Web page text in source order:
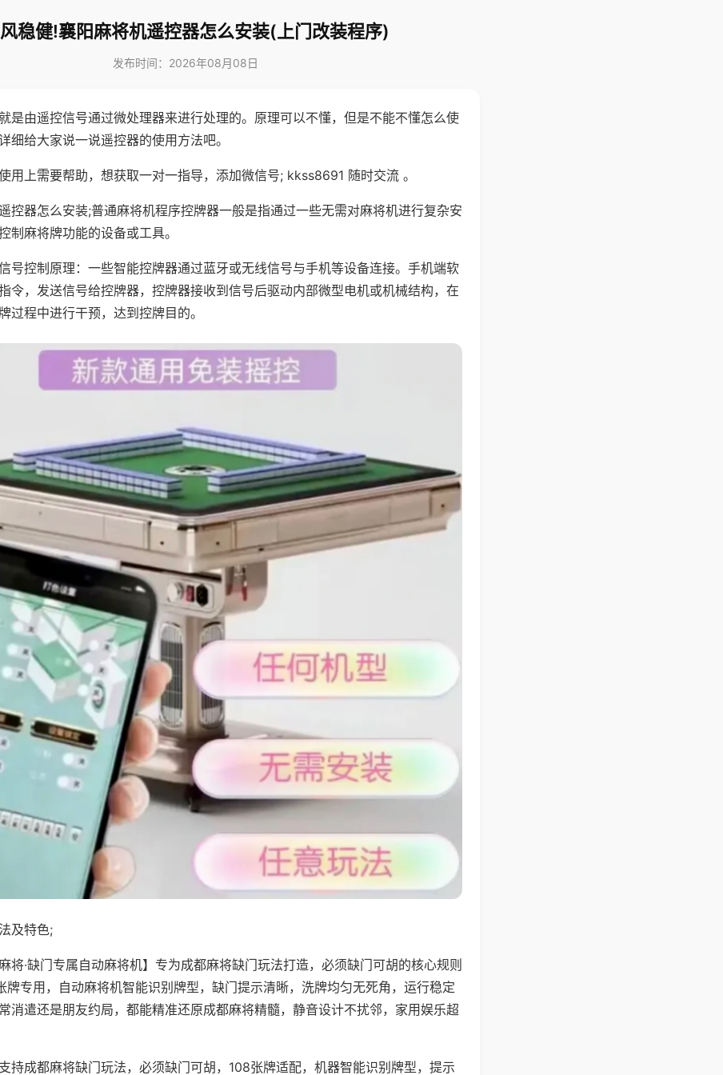
稳健!襄阳麻将机遥控器怎么安装(上门改装程序)
发布时间：2026年08月08日
是由遥控信号通过微处理器来进行处理的。原理可以不懂，但是不能不懂怎么使
细给大家说一说遥控器的使用方法吧。
用上需要帮助，想获取一对一指导，添加微信号; kkss8691 随时交流 。
控器怎么安装;普通麻将机程序控牌器一般是指通过一些无需对麻将机进行复杂安
制麻将牌功能的设备或工具。
号控制原理：一些智能控牌器通过蓝牙或无线信号与手机等设备连接。手机端软
令，发送信号给控牌器，控牌器接收到信号后驱动内部微型电机或机械结构，在
过程中进行干预，达到控牌目的。
及特色;
麻将·缺门专属自动麻将机】专为成都麻将缺门玩法打造，必须缺门可胡的核心规则
牌专用，自动麻将机智能识别牌型，缺门提示清晰，洗牌均匀无死角，运行稳定
消遣还是朋友约局，都能精准还原成都麻将精髓，静音设计不扰邻，家用娱乐超
持成都麻将缺门玩法，必须缺门可胡，108张牌适配，机器智能识别牌型，提示